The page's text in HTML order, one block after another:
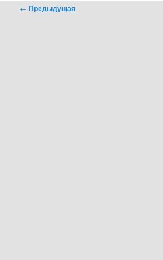
Навигация
← Предыдущая